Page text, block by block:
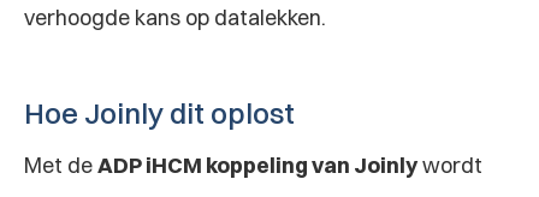
verhoogde kans op datalekken.
Hoe Joinly dit oplost
Met de ADP iHCM koppeling van Joinly wordt